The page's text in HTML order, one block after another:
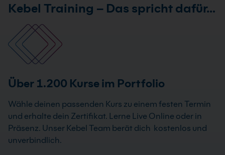
Kebel Training – Das spricht dafür…
Über 1.200 Kurse im Portfolio
Wähle deinen passenden Kurs zu einem festen Termin
und erhalte dein Zertifikat. Lerne Live Online oder in
Präsenz. Unser Kebel Team berät dich kostenlos und
unverbindlich.